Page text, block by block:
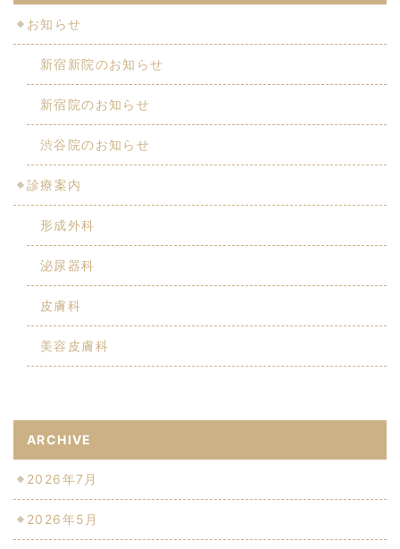
お知らせ
新宿新院のお知らせ
新宿院のお知らせ
渋谷院のお知らせ
診療案内
形成外科
泌尿器科
皮膚科
美容皮膚科
ARCHIVE
2026年7月
2026年5月